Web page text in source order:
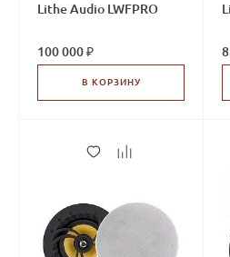
Lithe Audio LWFPRO
100 000 ₽
В КОРЗИНУ